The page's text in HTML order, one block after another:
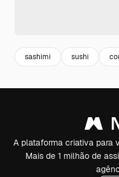
sashimi sushi
A plataforma criativa para
Mais de 1 milhão de